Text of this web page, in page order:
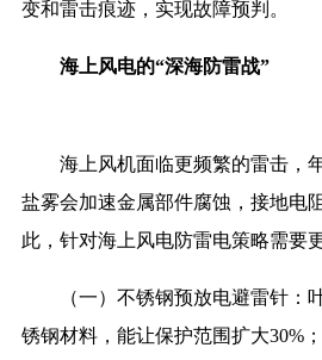
变和雷击痕迹，实现故障预判。
海上风电的“深海防雷战”
海上风机面临更频繁的雷击，
盐雾会加速金属部件腐蚀，接地电
此，针对海上风电防雷电策略需要
（一）不锈钢预放电避雷针：
锈钢材料，能让保护范围扩大30%；